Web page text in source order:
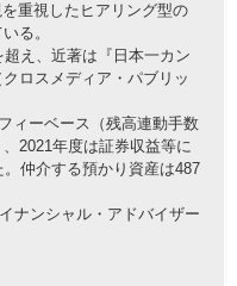
重視したヒアリング型の
る。
え、近著は『日本一カン
ロスメディア・パブリッ
ィーベース（残高連動手数
2021年度は証券収益等に
仲介する預かり資産は487
ナンシャル・アドバイザー